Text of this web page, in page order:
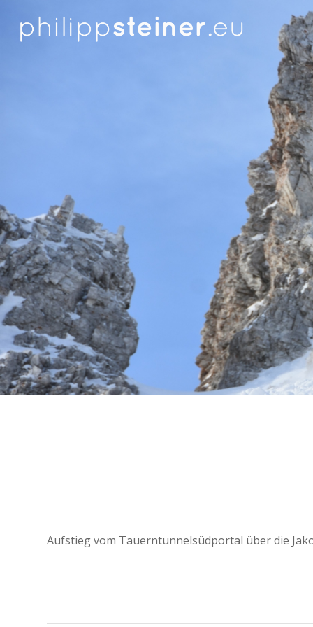
Aufstieg vom Tauerntunnelsüdportal über die